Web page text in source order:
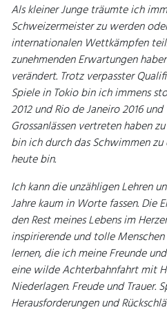
Als kleiner Junge träumte ich
Schweizermeister zu werden
internationalen Wettkämpfen
zunehmenden Erwartungen
verändert. Trotz verpasster
Spiele in Tokio bin ich immens
2012 und Rio de Janeiro 2016
Grossanlässen vertreten haben
bin ich durch das Schwimmen
heute bin.
Ich kann die unzähligen Lehren
Jahre kaum in Worte fassen. Die
den Rest meines Lebens im
inspirierende und tolle
lernen, die ich meine Freunde
eine wilde Achterbahnfahrt mit
Niederlagen. Freude und Trauer.
Herausforderungen und